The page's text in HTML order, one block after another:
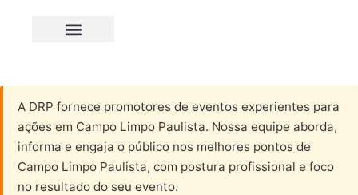
A DRP fornece promotores de eventos experientes para
ações em Campo Limpo Paulista. Nossa equipe aborda,
informa e engaja o público nos melhores pontos de
Campo Limpo Paulista, com postura profissional e foco
no resultado do seu evento.